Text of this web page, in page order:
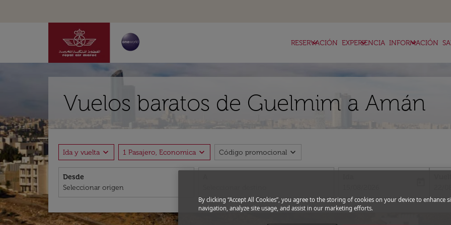
RESERVACIÓN
keyboard_arrow_down EXPERIENCIA
keyboard_arrow_down INFORMACIÓN
keyboard_arrow_down
Vuelos baratos de Guelmim a Amán
Ida y vuelta expand_more 1 Pasajero, Economica expand_more Código promocional expand_more
Desde
fc-
By clicking “Accept All Cookies”, you agree to the storing of cookies on your device to enhance
navigation, analyze site usage, and assist in our marketing efforts.